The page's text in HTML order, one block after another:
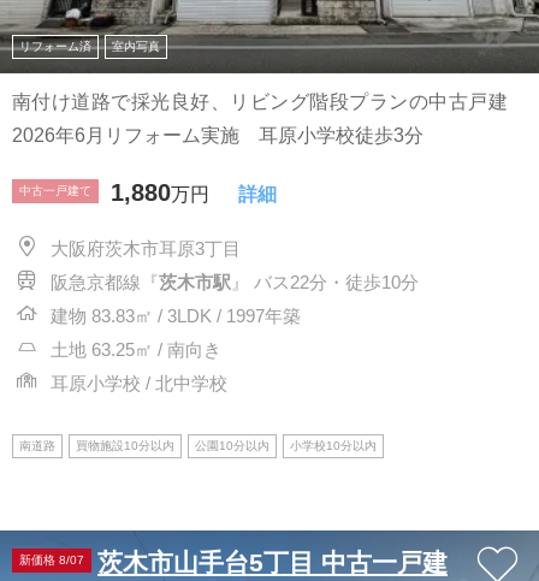
リフォーム済 室内写真
南付け道路で採光良好、リビング階段プランの中古戸建
2026年6月リフォーム実施 耳原小学校徒歩3分
中古一戸建て 1,880万円 詳細
大阪府茨木市耳原3丁目
阪急京都線『茨木市駅 』 バス22分・徒歩10分
建物 83.83㎡ / 3LDK / 1997年築
土地 63.25㎡ / 南向き
耳原小学校 / 北中学校
南道路 買物施設10分以内 公園10分以内 小学校10分以内
新価格 8/07
茨木市山手台5丁目 中古一戸建